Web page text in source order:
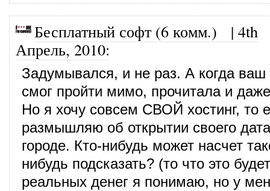
Бесплатный софт (6 комм.) | 4th
Апрель, 2010:
Задумывался, и не раз. А когда ваш
смог пройти мимо, прочитала и
Но я хочу совсем СВОЙ хостинг, то
размышляю об открытии своего
городе. Кто-нибудь может насчет
нибудь подсказать? (то что это
реальных денег я понимаю, но у